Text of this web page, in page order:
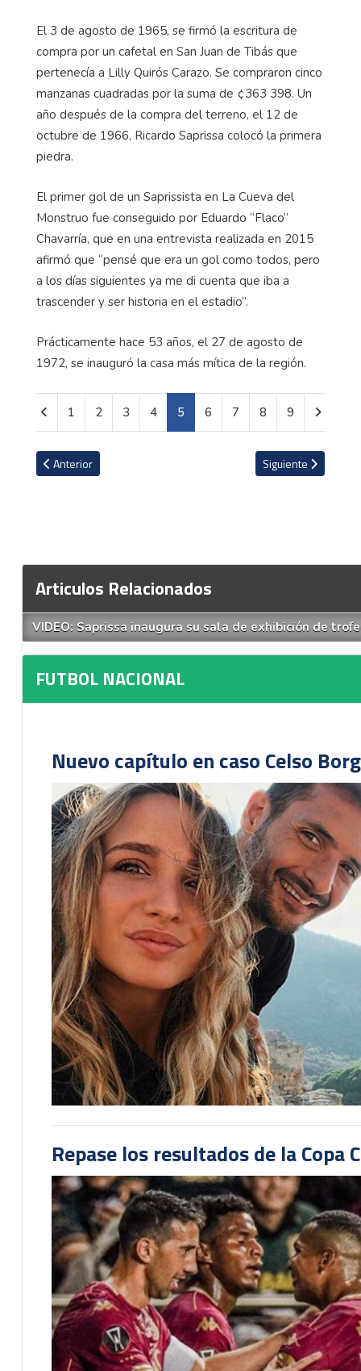
El 3 de agosto de 1965, se firmó la escritura de
compra por un cafetal en San Juan de Tibás que
pertenecía a Lilly Quirós Carazo. Se compraron cinco
manzanas cuadradas por la suma de ¢363 398. Un
año después de la compra del terreno, el 12 de
octubre de 1966, Ricardo Saprissa colocó la primera
piedra.
El primer gol de un Saprissista en La Cueva del
Monstruo fue conseguido por Eduardo “Flaco”
Chavarría, que en una entrevista realizada en 2015
afirmó que “pensé que era un gol como todos, pero
a los días siguientes ya me di cuenta que iba a
trascender y ser historia en el estadio”.
Prácticamente hace 53 años, el 27 de agosto de
1972, se inauguró la casa más mítica de la región.
1 2 3 4 5 6 7 8 9
Artículo anterior: VIDEO: Jeaustin Campos le manda desde
Anterior Artículo siguiente:
Siguiente
Articulos Relacionados
VIDEO: Saprissa inaugura su sala de exhibición de
FUTBOL NACIONAL
Nuevo capítulo en caso Celso
Repase los resultados de la Copa